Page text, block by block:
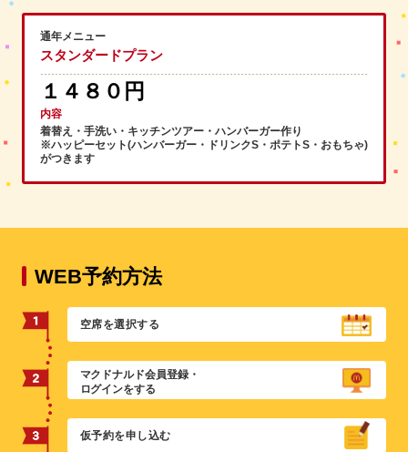
通年メニュー
スタンダードプラン
１４８０円
内容
着替え・手洗い・キッチンツアー・ハンバーガー作り
※ハッピーセット(ハンバーガー・ドリンクS・ポテトS・おもちゃ)
がつきます
WEB予約方法
空席を選択する
マクドナルド会員登録・
ログインをする
仮予約を申し込む